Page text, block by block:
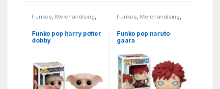
Funkos, Merchandising,
Funko pop harry potter
dobby
Funkos, Merchandising,
Funko pop naruto
gaara